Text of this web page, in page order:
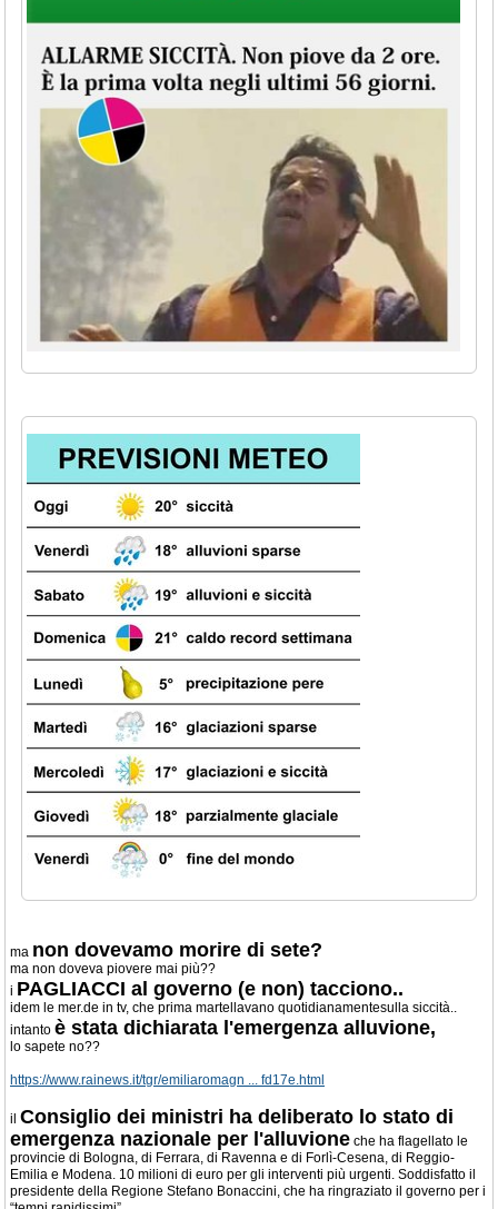
ma non dovevamo morire di sete?
ma non doveva piovere mai più??
i PAGLIACCI al governo (e non) tacciono..
idem le mer.de in tv, che prima martellavano quotidianamentesulla siccità..
intanto è stata dichiarata l'emergenza alluvione,
lo sapete no??
https://www.rainews.it/tgr/emiliaromagn ... fd17e.html
il Consiglio dei ministri ha deliberato lo stato di
emergenza nazionale per l'alluvione che ha flagellato le
provincie di Bologna, di Ferrara, di Ravenna e di Forlì-Cesena, di Reggio-
Emilia e Modena. 10 milioni di euro per gli interventi più urgenti. Soddisfatto il
presidente della Regione Stefano Bonaccini, che ha ringraziato il governo per i